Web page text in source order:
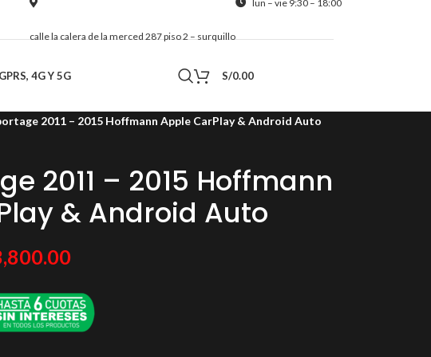
calle la calera de la merced 287 piso 2 – surquillo
lun – vie 9:30 – 18:00
4G Y 5G S/0.00
2011 – 2015 Hoffmann Apple CarPlay & Android Auto
2011 – 2015 Hoffmann
& Android Auto